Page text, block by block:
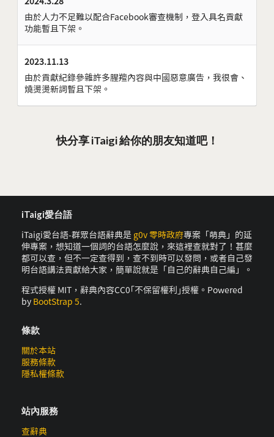
由於人力不足難以配合Facebook審查機制，登入具名貢獻
功能暫且下架。
2023.11.13
由於貢獻紀錄參雜許多腥羶內容與中國惡意廣告，我很會、
燒燙燙新詞暫且下架。
快分享 iTaigi 給你的朋友知道吧！
iTaigi愛台語
iTaigi愛台語-群眾台語辭典是 g0v 零時政府專案「萌典」的延
伸專案，想知道一個詞的台語怎麼說，來這裡查就對了！甚麼
都可以查，但不一定查得到，查不到時可以發問，或者自己發
明台語講法貢獻給大家，簡單說就是「自己的辭典自己編」。
程式授權 MIT，辭典內容CC0｢不保留權利｣授權。Powered
by BootStrap 5.
條款
關於本站
服務條款
隱私權條款
站內服務
查辭典